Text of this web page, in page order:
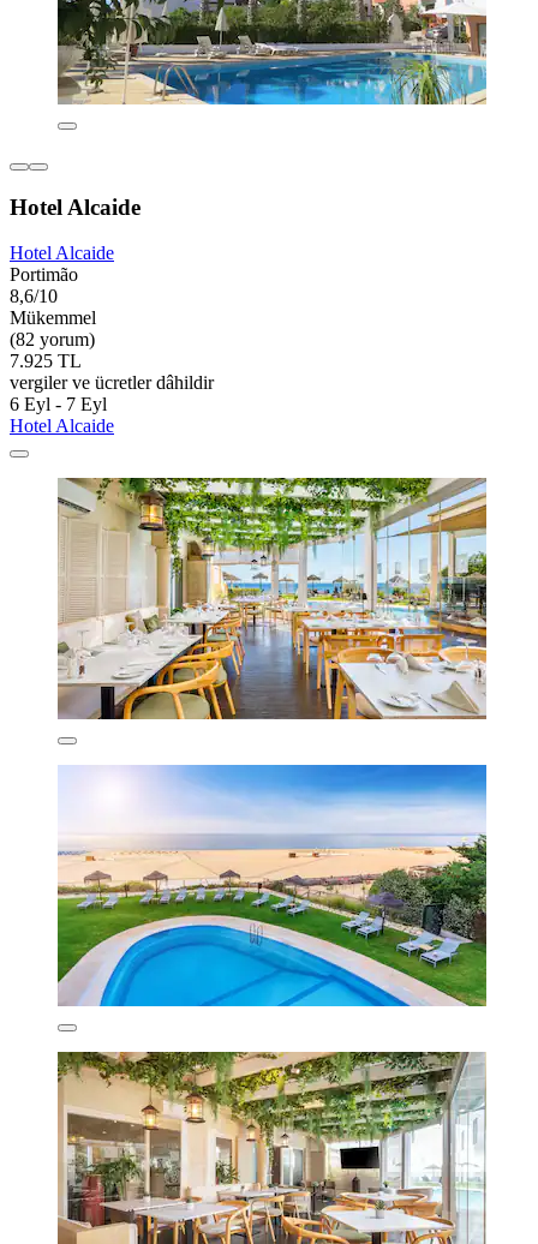
Hotel Alcaide
Hotel Alcaide
Portimão
8,6/10
Mükemmel
(82 yorum)
7.925 TL
vergiler ve ücretler dâhildir
6 Eyl - 7 Eyl
Hotel Alcaide